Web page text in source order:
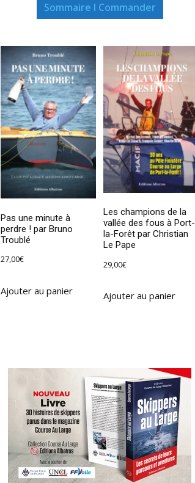
Sommaire I Commander
Pas une minute à
perdre ! par Bruno
Troublé
27,00€
Ajouter au panier
Les champions de la
vallée des fous à Port-
la-Forêt par Christian
Le Pape
29,00€
Ajouter au panier